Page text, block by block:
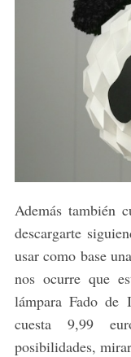
Además también
descargarte
usar como base
nos ocurre que
lámpara Fado de
cuesta 9,99
posibilidades,